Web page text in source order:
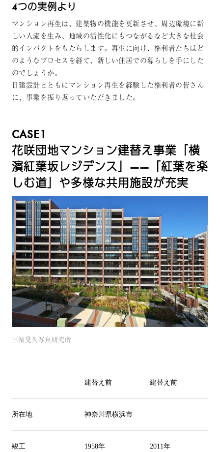
4つの実例より
マンション再生は、建築物の機能を更新させ、周辺環境に新
しい人流を生み、地域の活性化にもつながるなど大きな社会
的インパクトをもたらします。再生に向け、権利者たちはど
のようなプロセスを経て、新しい住居での暮らしを手にした
のでしょうか。
日建設計とともにマンション再生を経験した権利者の皆さん
に、事業を振り返っていただきました。
CASE1
花咲団地マンション建替え事業「横
濱紅葉坂レジデンス」——「紅葉を楽
しむ道」や多様な共用施設が充実
三輪晃久写真研究所
建替え前 建替え前
所在地 神奈川県横浜市
竣工 1958年 2011 年